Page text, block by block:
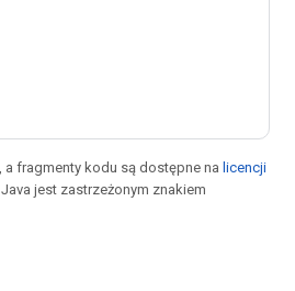
, a fragmenty kodu są dostępne na licencji
. Java jest zastrzeżonym znakiem